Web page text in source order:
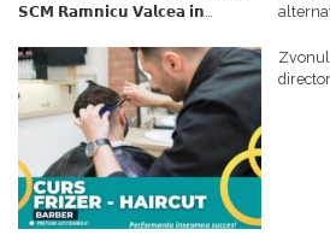
𝗦𝗖𝗠 𝗥𝗮𝗺𝗻𝗶𝗰𝘂 𝗩𝗮𝗹𝗰𝗲𝗮 𝗶𝗻
𝗳𝗶𝗻𝗮𝗻𝘁𝗮𝘁𝗼𝗿